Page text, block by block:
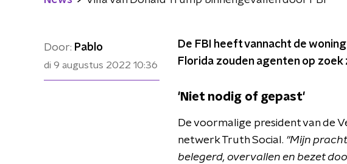
Door: Pablo
di 9 augustus 2022 10:36
De FBI heeft vannacht de
Florida zouden agenten op
'Niet nodig of gepast'
De voormalige president van de
netwerk Truth Social. "Mijn
belegerd, overvallen en bezet